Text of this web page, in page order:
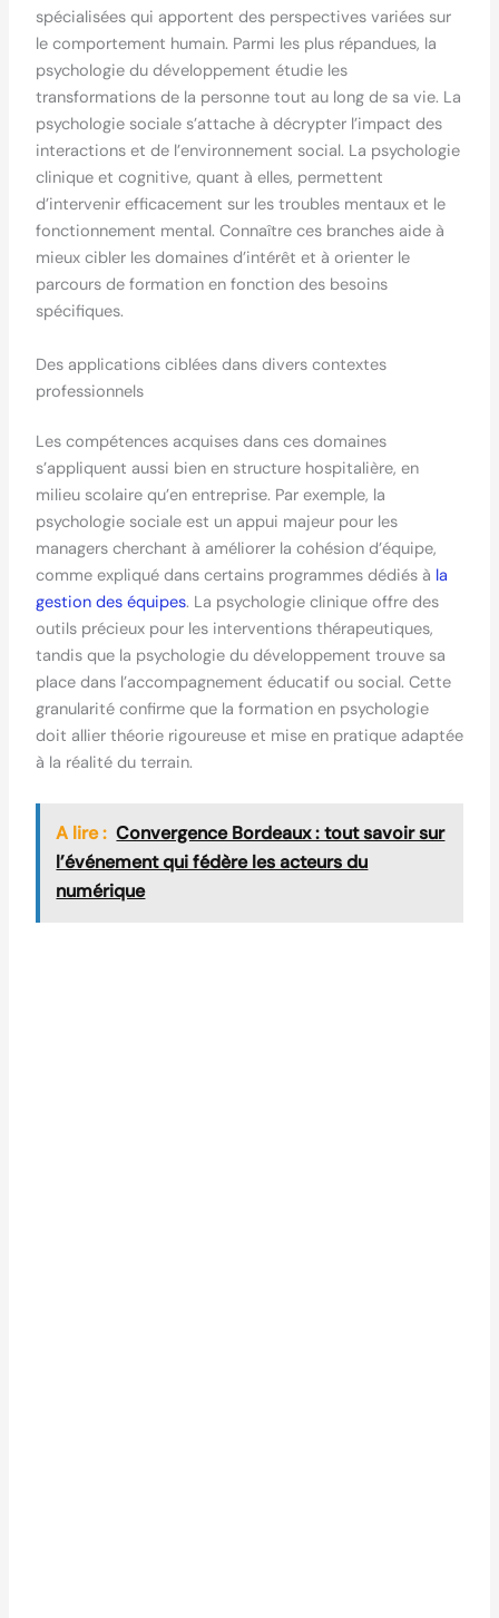
spécialisées qui apportent des perspectives variées sur
le comportement humain. Parmi les plus répandues, la
psychologie du développement étudie les
transformations de la personne tout au long de sa vie. La
psychologie sociale s’attache à décrypter l’impact des
interactions et de l’environnement social. La psychologie
clinique et cognitive, quant à elles, permettent
d’intervenir efficacement sur les troubles mentaux et le
fonctionnement mental. Connaître ces branches aide à
mieux cibler les domaines d’intérêt et à orienter le
parcours de formation en fonction des besoins
spécifiques.
Des applications ciblées dans divers contextes
professionnels
Les compétences acquises dans ces domaines
s’appliquent aussi bien en structure hospitalière, en
milieu scolaire qu’en entreprise. Par exemple, la
psychologie sociale est un appui majeur pour les
managers cherchant à améliorer la cohésion d’équipe,
comme expliqué dans certains programmes dédiés à la
gestion des équipes. La psychologie clinique offre des
outils précieux pour les interventions thérapeutiques,
tandis que la psychologie du développement trouve sa
place dans l’accompagnement éducatif ou social. Cette
granularité confirme que la formation en psychologie
doit allier théorie rigoureuse et mise en pratique adaptée
à la réalité du terrain.
A lire : Convergence Bordeaux : tout savoir sur
l’événement qui fédère les acteurs du
numérique